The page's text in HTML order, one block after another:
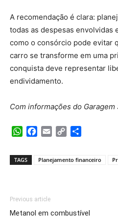
A recomendação é clara:
todas as despesas envolvidas
como o consórcio pode evitar
carro se transforme em uma
conquista deve representar
endividamento.
Com informações do Garagem
WhatsApp
Facebook
Email Copy
TAGS Planejamento financeiro
Previous article
Metanol em combustível